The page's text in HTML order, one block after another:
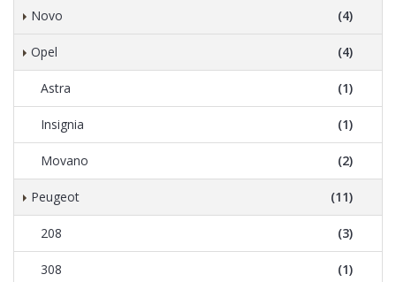
Novo (4)
Opel (4)
Astra (1)
Insignia (1)
Movano (2)
Peugeot (11)
208 (3)
308 (1)